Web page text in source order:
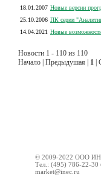
18.01.2007 Новые версии
25.10.2006 ПК серии
14.04.2021 Новые
Новости 1 - 110 из 110
Начало | Предыдушая | 1 |
© 2009-2022 ООО
Тел.: (495) 786-22-30
market@inec.ru